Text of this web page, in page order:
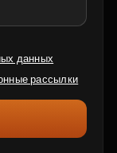
данных
рассылки